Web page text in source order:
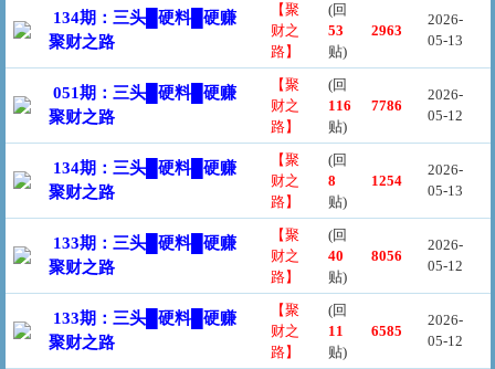
134期：三头█硬料█硬赚
聚财之路
【聚
财之
路】
(回
53
贴)
2963
2026-
05-13
051期：三头█硬料█硬赚
聚财之路
【聚
财之
路】
(回
116
贴)
7786
2026-
05-12
134期：三头█硬料█硬赚
聚财之路
【聚
财之
路】
(回
8
贴)
1254
2026-
05-13
133期：三头█硬料█硬赚
聚财之路
【聚
财之
路】
(回
40
贴)
8056
2026-
05-12
133期：三头█硬料█硬赚
聚财之路
【聚
财之
路】
(回
11
贴)
6585
2026-
05-12